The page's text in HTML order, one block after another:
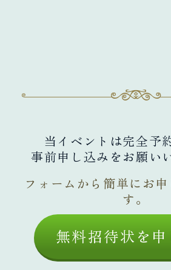
当イベントは完全予
事前申し込みをお願い
フォームから簡単にお
す。
無料招待状を